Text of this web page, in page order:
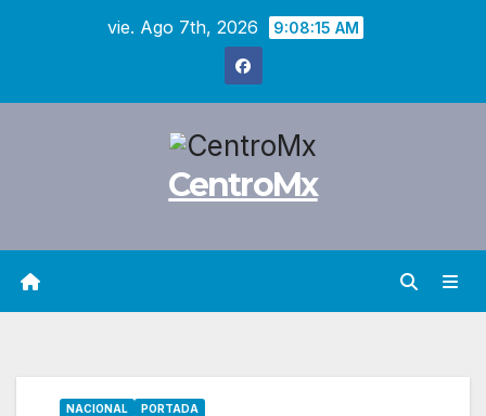
vie. Ago 7th, 2026 9:08:16 AM
CentroMx
NACIONAL PORTADA